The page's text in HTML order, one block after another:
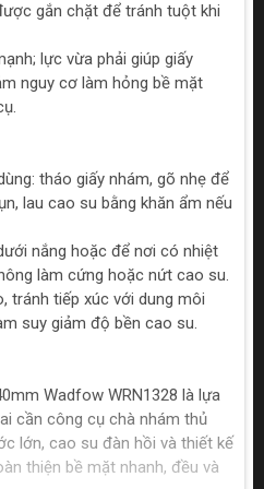
gắn chặt để tránh tuột khi
lực vừa phải giúp giấy
nguy cơ làm hỏng bề mặt
tháo giấy nhám, gõ nhẹ để
lau cao su bằng khăn ẩm nếu
nắng hoặc để nơi có nhiệt
làm cứng hoặc nứt cao su.
tránh tiếp xúc với dung môi
suy giảm độ bền cao su.
Wadfow WRN1328 là lựa
cần công cụ chà nhám thủ
lớn, cao su đàn hồi và thiết kế
thiện bề mặt nhanh, đều và